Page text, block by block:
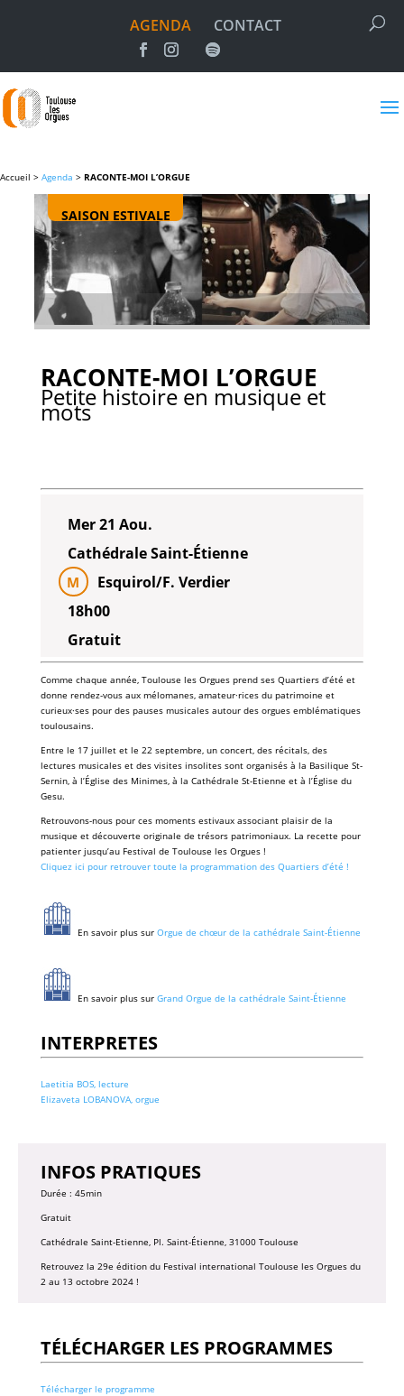
AGENDA CONTACT
Accueil > Agenda > RACONTE-MOI L’ORGUE
SAISON ESTIVALE
RACONTE-MOI L’ORGUE
Petite histoire en musique et
mots
Mer 21 Aou.
Cathédrale Saint-Étienne
M
Esquirol/F. Verdier
18h00
Gratuit
Comme chaque année, Toulouse les Orgues prend ses Quartiers d’été et
donne rendez-vous aux mélomanes, amateur·rices du patrimoine et
curieux·ses pour des pauses musicales autour des orgues emblématiques
toulousains.
Entre le 17 juillet et le 22 septembre, un concert, des récitals, des
lectures musicales et des visites insolites sont organisés à la Basilique St-
Sernin, à l’Église des Minimes, à la Cathédrale St-Etienne et à l’Église du
Gesu.
Retrouvons-nous pour ces moments estivaux associant plaisir de la
musique et découverte originale de trésors patrimoniaux. La recette pour
patienter jusqu’au Festival de Toulouse les Orgues !
Cliquez ici pour retrouver toute la programmation des Quartiers d’été !
En savoir plus sur Orgue de chœur de la cathédrale Saint-Étienne
En savoir plus sur Grand Orgue de la cathédrale Saint-Étienne
INTERPRETES
Laetitia BOS, lecture
Elizaveta LOBANOVA, orgue
INFOS PRATIQUES
Durée : 45min
Gratuit
Cathédrale Saint-Etienne, Pl. Saint-Étienne, 31000 Toulouse
Retrouvez la 29e édition du Festival international Toulouse les Orgues du
2 au 13 octobre 2024 !
TÉLÉCHARGER LES PROGRAMMES
Télécharger le programme